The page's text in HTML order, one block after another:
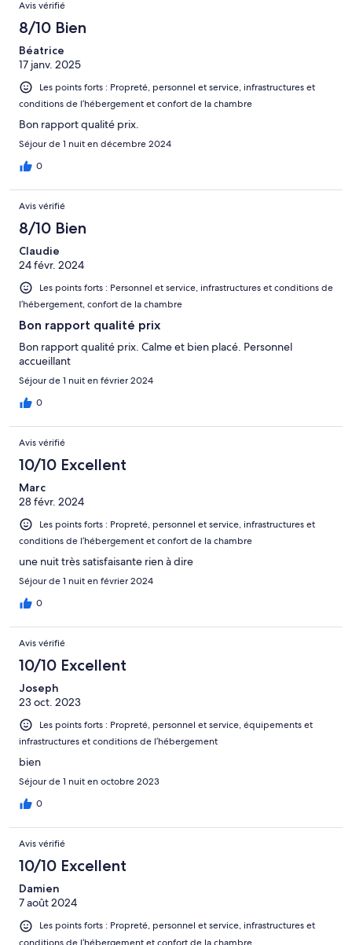
Avis vérifié
8/10 Bien
Béatrice
17 janv. 2025
Les points forts : Propreté, personnel et service, infrastructures et
conditions de l’hébergement et confort de la chambre
Bon rapport qualité prix.
Séjour de 1 nuit en décembre 2024
0
Avis vérifié
8/10 Bien
Claudie
24 févr. 2024
Les points forts : Personnel et service, infrastructures et conditions de
l’hébergement, confort de la chambre
Bon rapport qualité prix
Bon rapport qualité prix. Calme et bien placé. Personnel
accueillant
Séjour de 1 nuit en février 2024
0
Avis vérifié
10/10 Excellent
Marc
28 févr. 2024
Les points forts : Propreté, personnel et service, infrastructures et
conditions de l’hébergement et confort de la chambre
une nuit très satisfaisante rien à dire
Séjour de 1 nuit en février 2024
0
Avis vérifié
10/10 Excellent
Joseph
23 oct. 2023
Les points forts : Propreté, personnel et service, équipements et
infrastructures et conditions de l’hébergement
bien
Séjour de 1 nuit en octobre 2023
0
Avis vérifié
10/10 Excellent
Damien
7 août 2024
Les points forts : Propreté, personnel et service, infrastructures et
conditions de l’hébergement et confort de la chambre